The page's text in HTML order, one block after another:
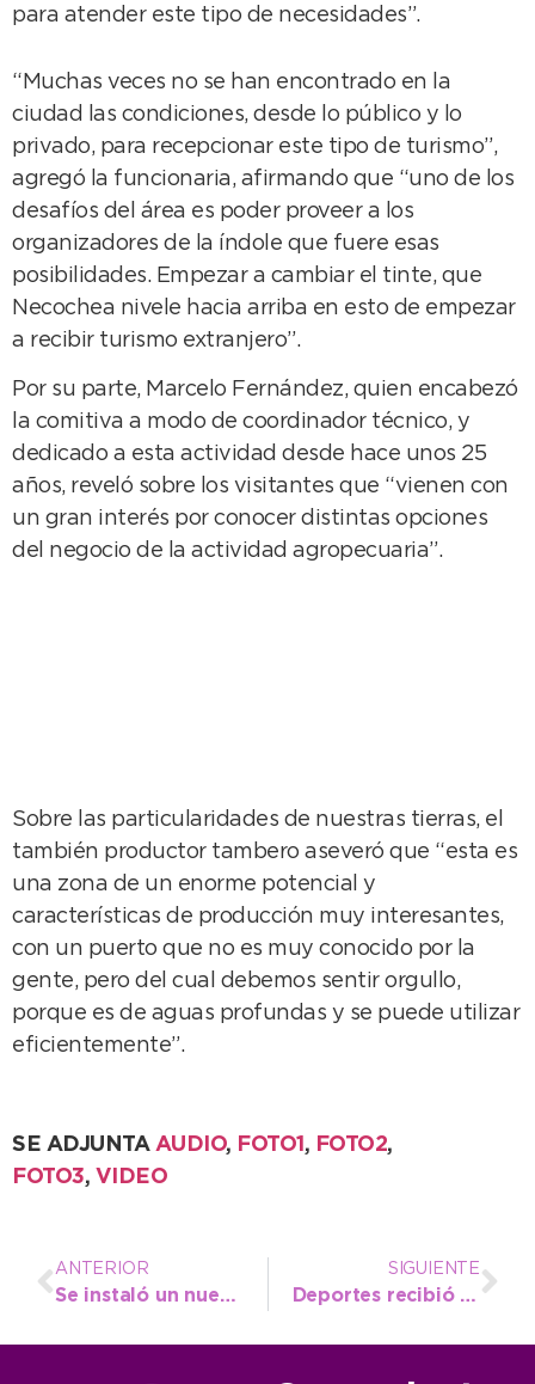
para atender este tipo de necesidades”.
“Muchas veces no se han encontrado en la
ciudad las condiciones, desde lo público y lo
privado, para recepcionar este tipo de turismo”,
agregó la funcionaria, afirmando que “uno de los
desafíos del área es poder proveer a los
organizadores de la índole que fuere esas
posibilidades. Empezar a cambiar el tinte, que
Necochea nivele hacia arriba en esto de empezar
a recibir turismo extranjero”.
Por su parte, Marcelo Fernández, quien encabezó
la comitiva a modo de coordinador técnico, y
dedicado a esta actividad desde hace unos 25
años, reveló sobre los visitantes que “vienen con
un gran interés por conocer distintas opciones
del negocio de la actividad agropecuaria”.
Sobre las particularidades de nuestras tierras, el
también productor tambero aseveró que “esta es
una zona de un enorme potencial y
características de producción muy interesantes,
con un puerto que no es muy conocido por la
gente, pero del cual debemos sentir orgullo,
porque es de aguas profundas y se puede utilizar
eficientemente”.
SE ADJUNTA AUDIO, FOTO1 , FOTO2,
FOTO3, VIDEO
ANTERIOR
Se instaló un nuevo puesto de control policial en Avenida 2
SIGUIENTE
Deportes recibió la donación de una motoguadaña y una cortadora de césped